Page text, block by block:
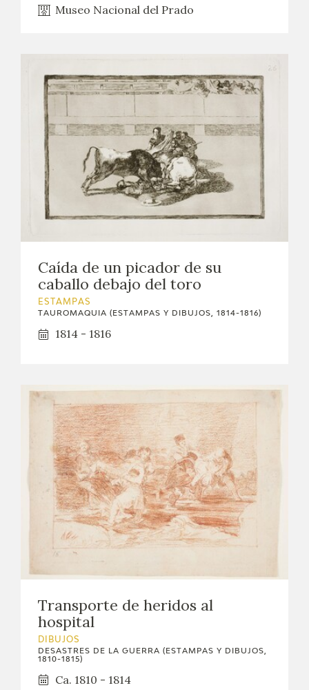
EDICIONES
TIENDA
TIENDA ONLINE
EDUCA
FICHAS ARASAAC
Museo Nacional del Prado
Caída de un picador de su
caballo debajo del toro
ESTAMPAS
TAUROMAQUIA (ESTAMPAS Y DIBUJOS, 1814-1816)
1814 - 1816
Transporte de heridos al
hospital
DIBUJOS
DESASTRES DE LA GUERRA (ESTAMPAS Y DIBUJOS,
1810-1815)
Ca. 1810 - 1814